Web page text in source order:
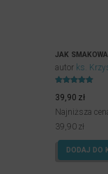
JAK
autor ks.
5.00
na 5.
39,90 zł
Najniższa
39,90 zł
DODAJ DO